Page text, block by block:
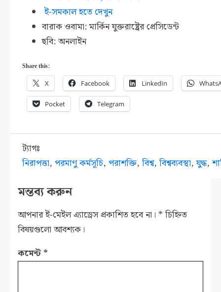
ই-সমকাল হতে দেখুন
বারাক ওবামা: মার্কিন যুক্তরাষ্ট্রের প্রেসিডেন্ট
ছবি: অনলাইন
Share this:
X Facebook LinkedIn
Pocket Telegram
ট্যাগঃ
নিরাপত্তা, পরমাণু কর্মসূচি, পরাশক্তি, বিশ্ব, বিশ্বব্যবস্থা,যুদ্ধ,
মন্তব্য করুন
আপনার ই-মেইল এ্যাড্রেস প্রকাশিত হবে না। * চিহ্নিত
বিষয়গুলো আবশ্যক।
কমেন্ট *